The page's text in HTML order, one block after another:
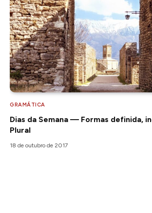
GRAMÁTICA
Dias da Semana — Formas definida,
Plural
18 de outubro de 2017